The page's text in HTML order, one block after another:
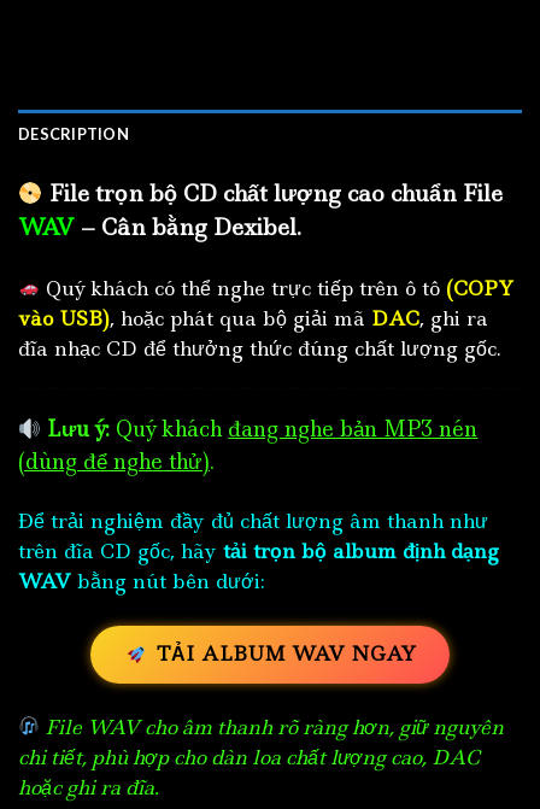
DESCRIPTION
File trọn bộ CD chất lượng cao chuẩn File
WAV – Cân bằng Dexibel.
Quý khách có thể nghe trực tiếp trên ô tô (COPY
vào USB), hoặc phát qua bộ giải mã DAC, ghi ra
đĩa nhạc CD để thưởng thức đúng chất lượng gốc.
Lưu ý: Quý khách đang nghe bản MP3 nén
(dùng để nghe thử).
Để trải nghiệm đầy đủ chất lượng âm thanh như
trên đĩa CD gốc, hãy tải trọn bộ album định dạng
WAV bằng nút bên dưới:
TẢI ALBUM WAV NGAY
File WAV cho âm thanh rõ ràng hơn, giữ nguyên
chi tiết, phù hợp cho dàn loa chất lượng cao, DAC
hoặc ghi ra đĩa.